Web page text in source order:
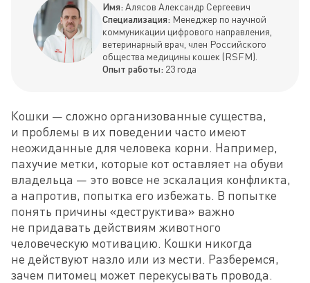
Имя: Алясов Александр Сергеевич
Специализация: Менеджер по научной
коммуникации цифрового направления,
ветеринарный врач, член Российского
общества медицины кошек (RSFM).
Опыт работы: 23 года
Кошки — сложно организованные существа,
и проблемы в их поведении часто имеют
неожиданные для человека корни. Например,
пахучие метки, которые кот оставляет на обуви
владельца — это вовсе не эскалация конфликта,
а напротив, попытка его избежать. В попытке
понять причины «деструктива» важно
не придавать действиям животного
человеческую мотивацию. Кошки никогда
не действуют назло или из мести. Разберемся,
зачем питомец может перекусывать провода.